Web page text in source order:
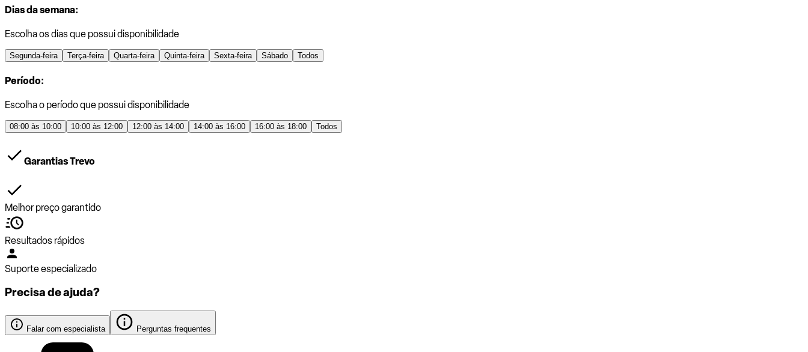
Dias da semana:
Escolha os dias que possui disponibilidade
Segunda-feira Terça-feira Quarta-feira Quinta-feira Sexta-feira Sábado Todos
Período:
Escolha o período que possui disponibilidade
08:00 às 10:00 10:00 às 12:00 12:00 às 14:00 14:00 às 16:00 16:00 às 18:00 Todos
Garantias Trevo
Melhor preço garantido
Resultados rápidos
Suporte especializado
Precisa de ajuda?
Falar com especialista Perguntas frequentes